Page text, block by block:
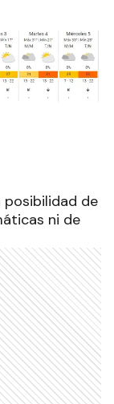
posibilidad de
ni de